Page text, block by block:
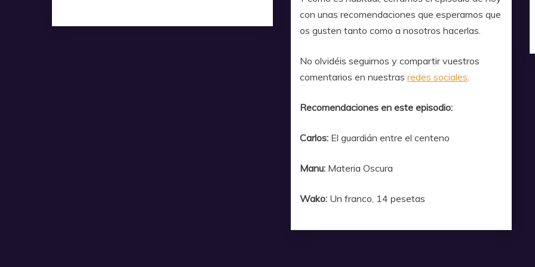
con unas recomendaciones que esperamos que
os gusten tanto como a nosotros hacerlas.
No olvidéis seguirnos y compartir vuestros
comentarios en nuestras redes sociales.
Recomendaciones en este episodio:
Carlos: El guardián entre el centeno
Manu: Materia Oscura
Wako: Un franco, 14 pesetas